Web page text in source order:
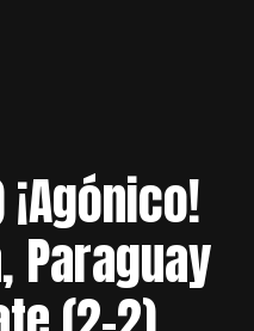
¡Agónico!
Paraguay